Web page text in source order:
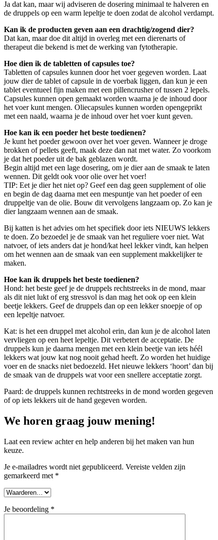
Ja dat kan, maar wij adviseren de dosering minimaal te halveren en
de druppels op een warm lepeltje te doen zodat de alcohol verdampt.
Kan ik de producten geven aan een drachtig/zogend dier?
Dat kan, maar doe dit altijd in overleg met een dierenarts of
therapeut die bekend is met de werking van fytotherapie.
Hoe dien ik de tabletten of capsules toe?
Tabletten of capsules kunnen door het voer gegeven worden. Laat
jouw dier de tablet of capsule in de voerbak liggen, dan kun je een
tablet eventueel fijn maken met een pillencrusher of tussen 2 lepels.
Capsules kunnen open gemaakt worden waarna je de inhoud door
het voer kunt mengen. Oliecapsules kunnen worden opengeprikt
met een naald, waarna je de inhoud over het voer kunt geven.
Hoe kan ik een poeder het beste toedienen?
Je kunt het poeder gewoon over het voer geven. Wanneer je droge
brokken of pellets geeft, maak deze dan nat met water. Zo voorkom
je dat het poeder uit de bak geblazen wordt.
Begin altijd met een lage dosering, om je dier aan de smaak te laten
wennen. Dit geldt ook voor olie over het voer!
TIP: Eet je dier het niet op? Geef een dag geen supplement of olie
en begin de dag daarna met een mespuntje van het poeder of een
druppeltje van de olie. Bouw dit vervolgens langzaam op. Zo kan je
dier langzaam wennen aan de smaak.
Bij katten is het advies om het specifiek door iets NIEUWS lekkers
te doen. Zo bezoedel je de smaak van het reguliere voer niet. Wat
natvoer, of iets anders dat je hond/kat heel lekker vindt, kan helpen
om het wennen aan de smaak van een supplement makkelijker te
maken.
Hoe kan ik druppels het beste toedienen?
Hond: het beste geef je de druppels rechtstreeks in de mond, maar
als dit niet lukt of erg stressvol is dan mag het ook op een klein
beetje lekkers. Geef de druppels dan op een lekker snoepje of op
een lepeltje natvoer.
Kat: is het een druppel met alcohol erin, dan kun je de alcohol laten
vervliegen op een heet lepeltje. Dit verbetert de acceptatie. De
druppels kun je daarna mengen met een klein beetje van iets héél
lekkers wat jouw kat nog nooit gehad heeft. Zo worden het huidige
voer en de snacks niet bedoezeld. Het nieuwe lekkers ‘hoort’ dan bij
de smaak van de druppels wat voor een snellere acceptatie zorgt.
Paard: de druppels kunnen rechtstreeks in de mond worden gegeven
of op iets lekkers uit de hand gegeven worden.
We horen graag jouw mening!
Laat een review achter en help anderen bij het maken van hun
keuze.
Je e-mailadres wordt niet gepubliceerd. Vereiste velden zijn
gemarkeerd met *
Je beoordeling *